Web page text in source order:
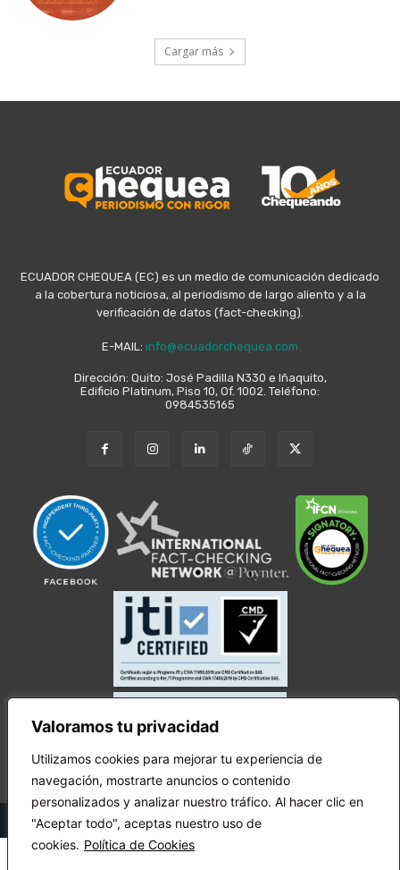
Valoramos tu privacidad
Utilizamos cookies para mejorar tu experiencia de
navegación, mostrarte anuncios o contenido
personalizados y analizar nuestro tráfico. Al hacer clic en
"Aceptar todo", aceptas nuestro uso de
cookies. Política de Cookies
Cargar más
ECUADOR CHEQUEA (EC) es un medio de comunicación dedicado
a la cobertura noticiosa, al periodismo de largo aliento y a la
verificación de datos (fact-checking).
E-MAIL: info@ecuadorchequea.com
Dirección: Quito: José Padilla N330 e Iñaquito,
Edificio Platinum, Piso 10, Of. 1002. Teléfono:
0984535165
© Copyright Ecuador Chequea 2025.